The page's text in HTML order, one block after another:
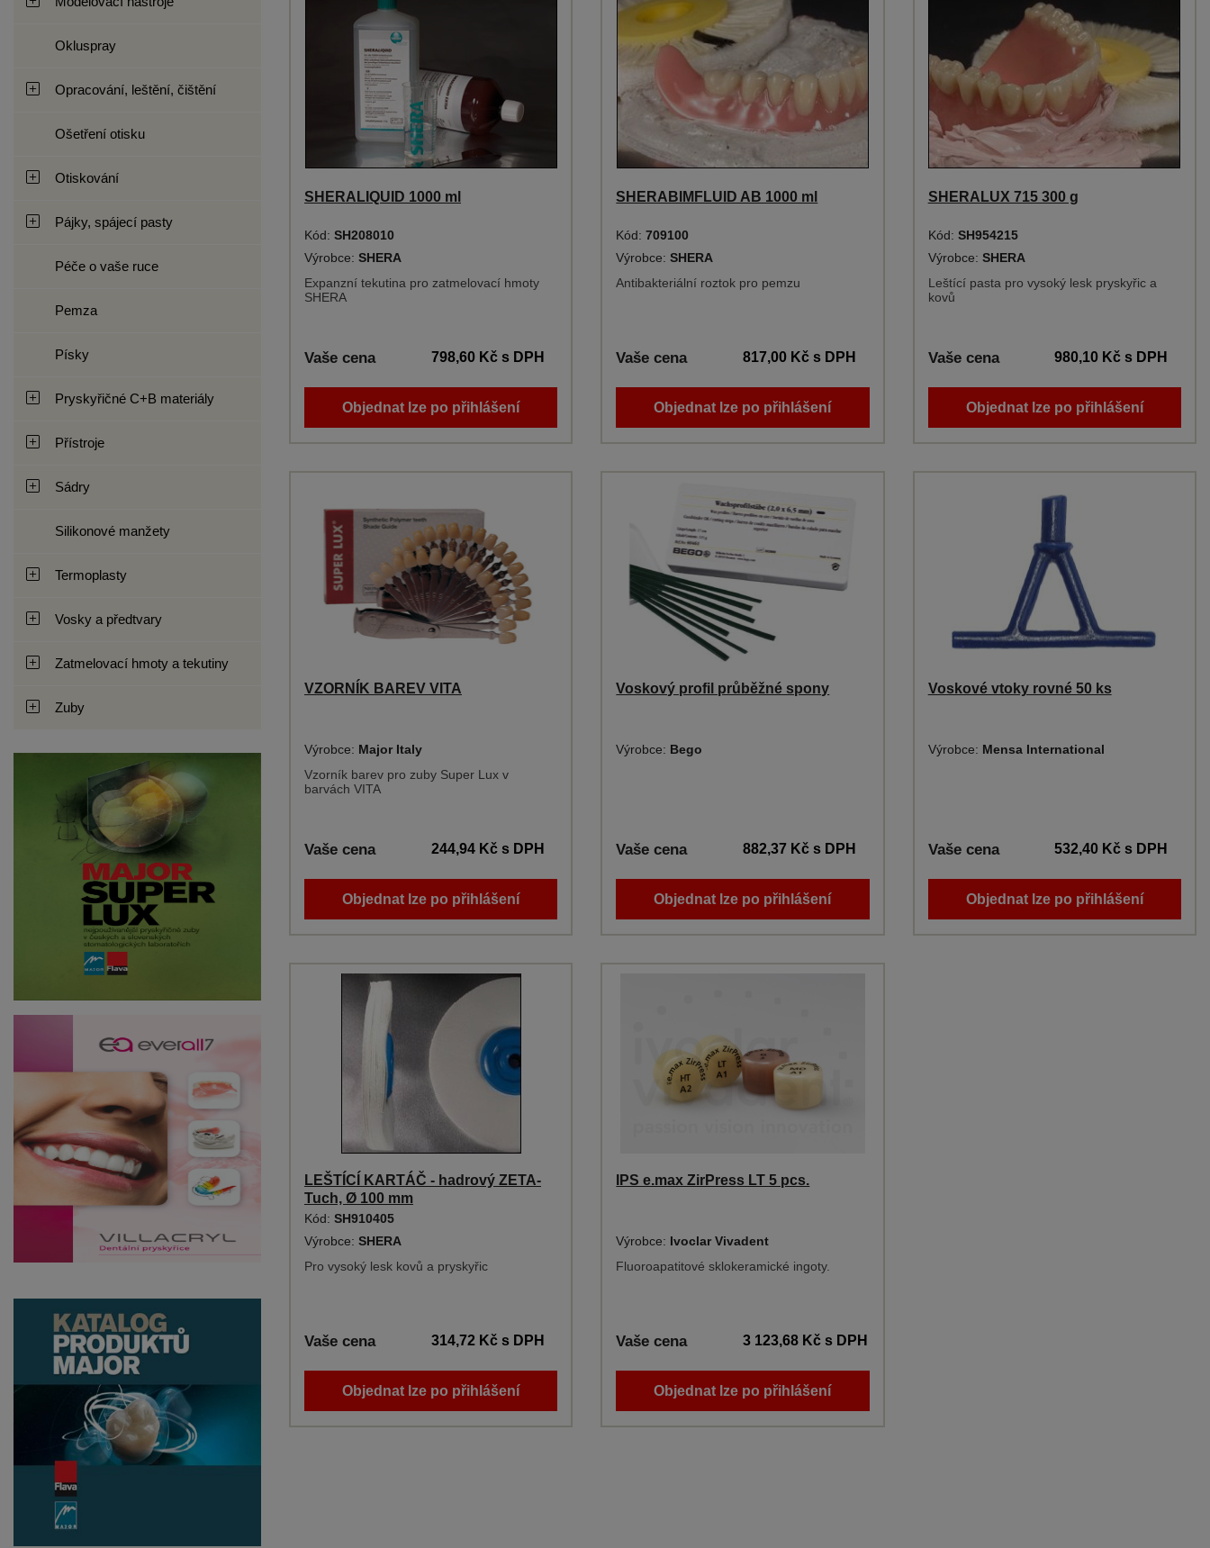
Okluspray
Opracování, leštění, čištění
Ošetření otisku
Otiskování
Pájky, spájecí pasty
Péče o vaše ruce
Pemza
Písky
Pryskyřičné C+B materiály
Přístroje
Sádry
Silikonové manžety
Termoplasty
Vosky a předtvary
Zatmelovací hmoty a tekutiny
Zuby
SHERALIQUID 1000 ml
Kód: SH208010
Výrobce: SHERA
Expanzní tekutina pro zatmelovací hmoty
SHERA
Vaše cena 798,60 Kčs DPH
Objednat lze po přihlášení
SHERABIMFLUID AB 1000 ml
Kód:709100
Výrobce:SHERA
Antibakteriální roztok pro pemzu
Vaše cena 817,00 Kč s DPH
Objednat lze po přihlášení
SHERALUX 715 300 g
Kód: SH954215
Výrobce: SHERA
Leštící pasta pro vysoký lesk pryskyřic a
kovů
Vaše cena 980,10 Kč s DPH
Objednat lze po přihlášení
VZORNÍK BAREV VITA
Výrobce: Major Italy
Vzorník barev pro zuby Super Lux v
barvách VITA
Vaše cena 244,94 Kčs DPH
Objednat lze po přihlášení
Voskový profil průběžné spony
Výrobce: Bego
Vaše cena 882,37 Kč s DPH
Objednat lze po přihlášení
Voskové vtoky rovné 50 ks
Výrobce: Mensa International
Vaše cena 532,40 Kč s DPH
Objednat lze po přihlášení
LEŠTÍCÍ KARTÁČ - hadrový ZETA-
Tuch, Ø 100 mm
Kód: SH910405
Výrobce: SHERA
Pro vysoký lesk kovů a pryskyřic
Vaše cena 314,72 Kčs DPH
Objednat lze po přihlášení
IPS e.max ZirPress LT 5 pcs.
Výrobce: Ivoclar Vivadent
Fluoroapatitové sklokeramické ingoty.
Vaše cena 3 123,68 Kč s DPH
Objednat lze po přihlášení